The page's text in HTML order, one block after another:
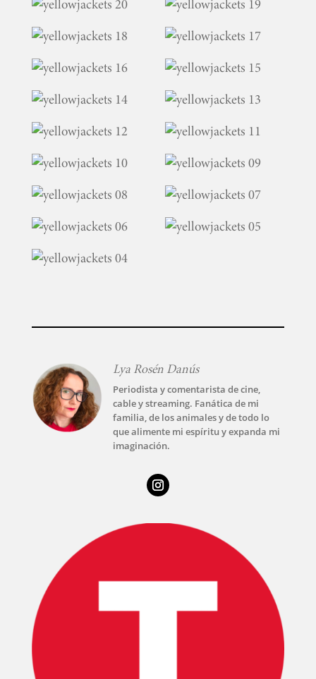
EVENTOS
Lya Rosén Danús
Periodista y comentarista de cine,
cable y streaming. Fanática de mi
familia, de los animales y de todo lo
que alimente mi espíritu y expanda mi
imaginación.